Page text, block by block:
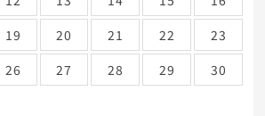
19 20 21 22
23
26 27 28 29
30